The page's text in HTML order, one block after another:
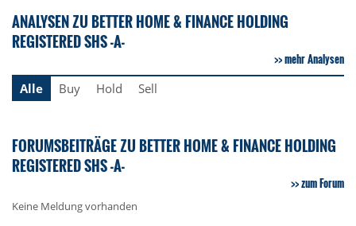
ANALYSEN ZU BETTER HOME & FINANCE HOLDING
REGISTERED SHS -A-
mehr Analysen
Alle
Buy Hold Sell
FORUMSBEITRÄGE ZU BETTER HOME & FINANCE HOLDING
REGISTERED SHS -A-
zum Forum
Keine Meldung vorhanden